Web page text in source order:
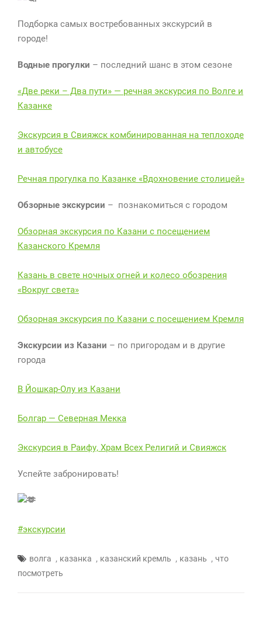
Подборка самых востребованных экскурсий в
городе!
Водные прогулки – последний шанс в этом сезоне
«Две реки – Два пути» — речная экскурсия по Волге и
Казанке
Экскурсия в Свияжск комбинированная на теплоходе
и автобусе
Речная прогулка по Казанке «Вдохновение столицей»
Обзорные экскурсии – познакомиться с городом
Обзорная экскурсия по Казани с посещением
Казанского Кремля
Казань в свете ночных огней и колесо обозрения
«Вокруг света»
Обзорная экскурсия по Казани с посещением Кремля
Экскурсии из Казани – по пригородам и в другие
города
В Йошкар-Олу из Казани
Болгар — Северная Мекка
Экскурсия в Раифу, Храм Всех Религий и Свияжск
Успейте забронировать!
#экскурсии
волга , казанка , казанский кремль , казань , что
посмотреть